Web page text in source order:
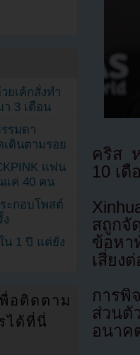
คริส
10 เ
สถูกจั
ข้อหา
เสี่ยง
การพิ
ส่วนตั
อนาค
ยเค้กสั่งทำ
า 3 เดือน
รมดา
ดินตามรอย
แฟน
แค่ 40 คน
ะกอบโพสต์
น 1 ปี แต่ยัง
อติดตาม
ได้ที่นี่